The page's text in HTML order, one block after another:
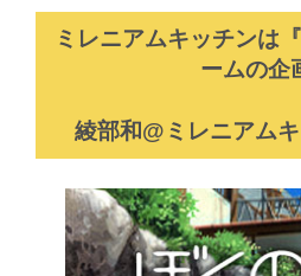
ミレニアムキッチンは
ームの企
綾部和@ミレニアム